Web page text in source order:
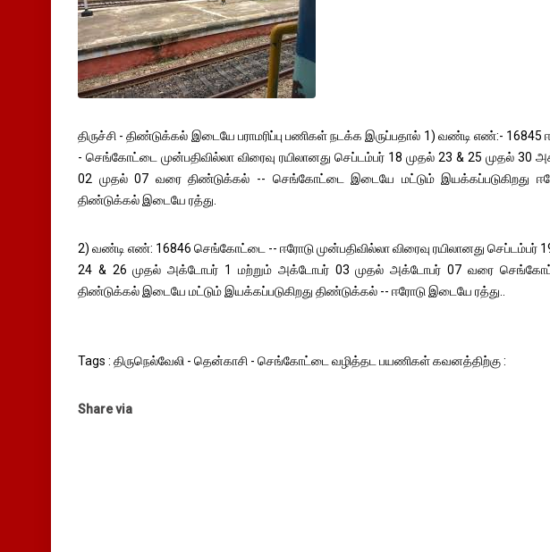
திருச்சி - திண்டுக்கல் இடையே பராமரிப்பு பணிகள் நடக்க இருப்பதால் 1) வண்டி எண்:- 16845
- செங்கோட்டை முன்பதிவில்லா விரைவு ரயிலானது செப்டம்பர் 18 முதல் 23 & 25 முதல் 30
02 முதல் 07 வரை திண்டுக்கல் -- செங்கோட்டை இடையே மட்டும் இயக்கப்படுகிறது
திண்டுக்கல் இடையே ரத்து.
2) வண்டி எண்: 16846 செங்கோட்டை -- ஈரோடு முன்பதிவில்லா விரைவு ரயிலானது செப்டம்பர்
24 & 26 முதல் அக்டோபர் 1 மற்றும் அக்டோபர் 03 முதல் அக்டோபர் 07 வரை
திண்டுக்கல் இடையே மட்டும் இயக்கப்படுகிறது திண்டுக்கல் -- ஈரோடு இடையே ரத்து..
Tags : திருநெல்வேலி - தென்காசி - செங்கோட்டை வழித்தட பயணிகள் கவனத்திற்கு :
Share via